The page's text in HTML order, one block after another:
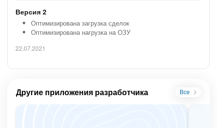
Версия 2
Оптимизирована загрузка сделок
Оптимизирована нагрузка на ОЗУ
22.07.2021
Другие приложения разработчика Все